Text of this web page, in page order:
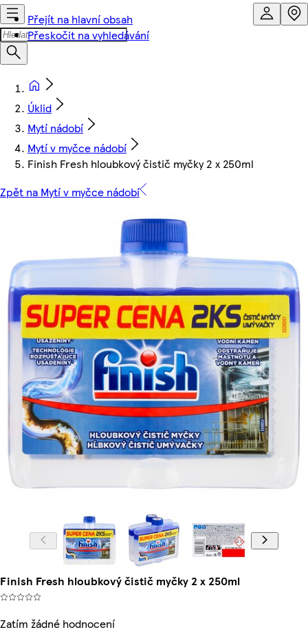
Přejít na hlavní obsah
Přeskočit na vyhledávání
Úklid
Mytí nádobí
Mytí v myčce nádobí
Finish Fresh hloubkový čistič myčky 2 x 250ml
Zpět na Mytí v myčce nádobí
Finish Fresh hloubkový čistič myčky 2 x 250ml
Zatím žádné hodnocení